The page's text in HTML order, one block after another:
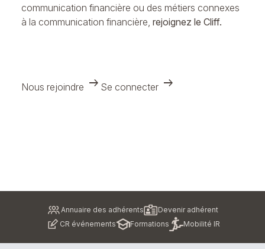
communication financière ou des métiers connexes
à la communication financière, rejoignez le Cliff.
Nous rejoindre arrow_right_alt Se connecter arrow_right_alt
Annuaire des adhérents
Devenir adhérent
CR événements
Formations Mobilité IR